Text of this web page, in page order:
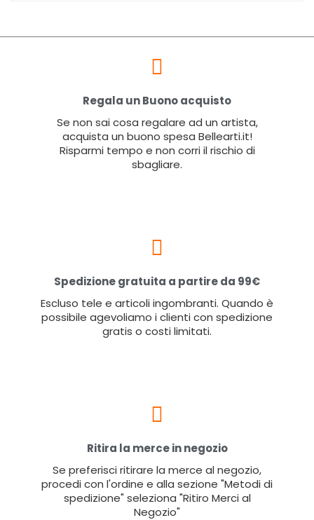
Regala un Buono acquisto
Se non sai cosa regalare ad un artista,
acquista un buono spesa Bellearti.it!
Risparmi tempo e non corri il rischio di
sbagliare.
Spedizione gratuita a partire da 99€
Escluso tele e articoli ingombranti. Quando è
possibile agevoliamo i clienti con spedizione
gratis o costi limitati.
Ritira la merce in negozio
Se preferisci ritirare la merce al negozio,
procedi con l'ordine e alla sezione "Metodi di
spedizione" seleziona "Ritiro Merci al
Negozio"